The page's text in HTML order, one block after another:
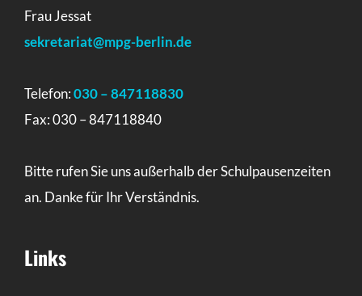
Frau Jessat
sekretariat@mpg-berlin.de
Telefon:030 – 847118830
Fax: 030 – 847118840
Bitte rufen Sie uns außerhalb der Schulpausenzeiten
an. Danke für Ihr Verständnis.
Links